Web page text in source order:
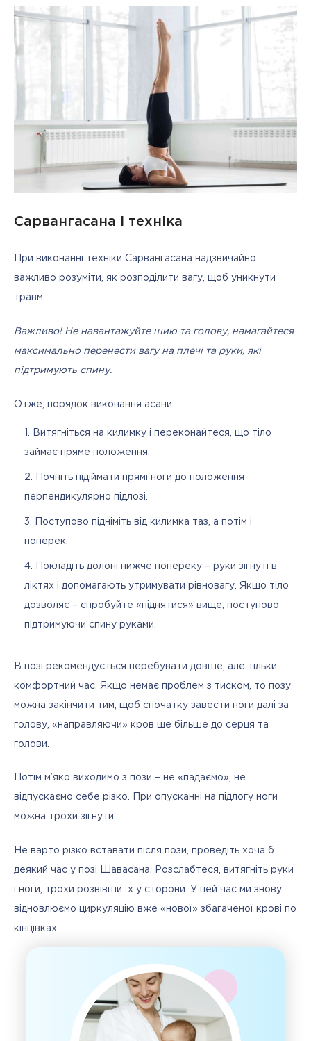
Сарвангасана і техніка
При виконанні техніки Сарвангасана надзвичайно
важливо розуміти, як розподілити вагу, щоб уникнути
травм.
Важливо! Не навантажуйте шию та голову, намагайтеся
максимально перенести вагу на плечі та руки, які
підтримують спину.
Отже, порядок виконання асани:
Витягніться на килимку і переконайтеся, що тіло
займає пряме положення.
Почніть підіймати прямі ноги до положення
перпендикулярно підлозі.
Поступово підніміть від килимка таз, а потім і
поперек.
Покладіть долоні нижче попереку – руки зігнуті в
ліктях і допомагають утримувати рівновагу. Якщо тіло
дозволяє – спробуйте «піднятися» вище, поступово
підтримуючи спину руками.
В позі рекомендується перебувати довше, але тільки
комфортний час. Якщо немає проблем з тиском, то позу
можна закінчити тим, щоб спочатку завести ноги далі за
голову, «направляючи» кров ще більше до серця та
голови.
Потім м’яко виходимо з пози – не «падаємо», не
відпускаємо себе різко. При опусканні на підлогу ноги
можна трохи зігнути.
Не варто різко вставати після пози, проведіть хоча б
деякий час у позі Шавасана. Розслабтеся, витягніть руки
і ноги, трохи розвівши їх у сторони. У цей час ми знову
відновлюємо циркуляцію вже «нової» збагаченої крові по
кінцівках.